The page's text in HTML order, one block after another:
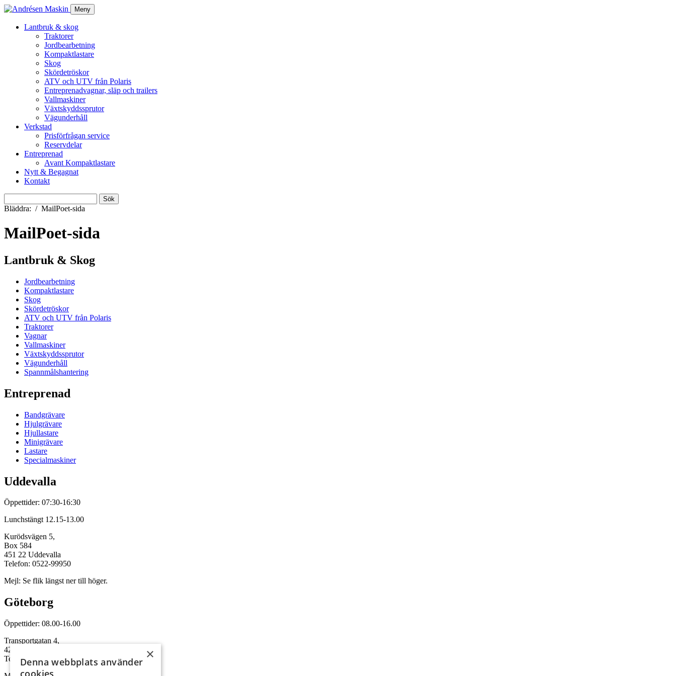
Meny
Lantbruk & skog
Traktorer
Jordbearbetning
Kompaktlastare
Skog
Skördetröskor
ATV och UTV från Polaris
Entreprenadvagnar, släp och trailers
Vallmaskiner
Växtskyddssprutor
Vägunderhåll
Verkstad
Prisförfrågan service
Reservdelar
Entreprenad
Avant Kompaktlastare
Nytt & Begagnat
Kontakt
efter:
Bläddra: MailPoet-sida
MailPoet-sida
Lantbruk & Skog
Jordbearbetning
Kompaktlastare
Skog
Skördetröskor
ATV och UTV från Polaris
Traktorer
Vagnar
Vallmaskiner
Växtskyddssprutor
Vägunderhåll
Spannmålshantering
Entreprenad
Bandgrävare
Hjulgrävare
Hjullastare
Minigrävare
Lastare
Specialmaskiner
Uddevalla
Öppettider: 07:30-16:30
Lunchstängt 12.15-13.00
Kurödsvägen 5,
Box 584
451 22 Uddevalla
Telefon: 0522-99950
Mejl: Se flik längst ner till höger.
Göteborg
Öppettider: 08.00-16.00
Transportgatan 4,
422 46 Hisings Backa
Telefon: 0708-115352
×
Denna webbplats använder
cookies